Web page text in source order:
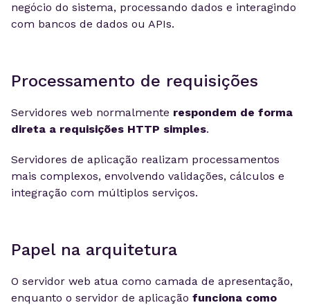
negócio do sistema, processando dados e interagindo
com bancos de dados ou APIs.
Processamento de requisições
Servidores web normalmente respondem de forma
direta a requisições HTTP simples.
Servidores de aplicação realizam processamentos
mais complexos, envolvendo validações, cálculos e
integração com múltiplos serviços.
Papel na arquitetura
O servidor web atua como camada de apresentação,
enquanto o servidor de aplicação funciona como